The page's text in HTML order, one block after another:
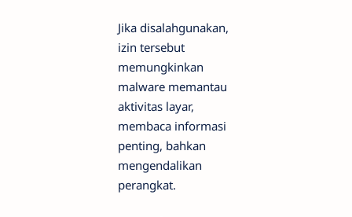
Jika disalahgunakan,
izin tersebut
memungkinkan
malware memantau
aktivitas layar,
membaca informasi
penting, bahkan
mengendalikan
perangkat.